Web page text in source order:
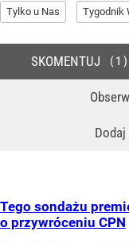
Tylko u Nas Tygodnik
SKOMENTUJ 1
Tego sondażu
o przywróceniu CPN